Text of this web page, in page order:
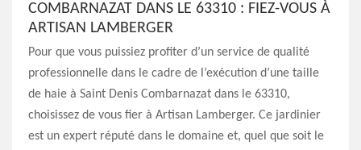
COMBARNAZAT DANS LE 63310 : FIEZ-VOUS À
ARTISAN LAMBERGER
Pour que vous puissiez profiter d’un service de qualité
professionnelle dans le cadre de l’exécution d’une taille
de haie à Saint Denis Combarnazat dans le 63310,
choisissez de vous fier à Artisan Lamberger. Ce jardinier
est un expert réputé dans le domaine et, quel que soit le